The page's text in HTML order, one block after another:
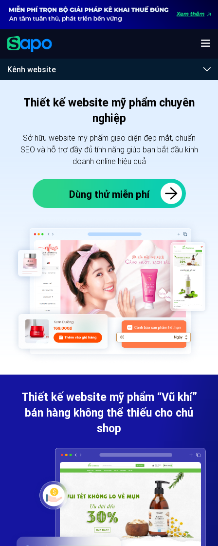
Kênh website
Thiết kế website mỹ phẩm chuyên
nghiệp
Sở hữu website mỹ phẩm giao diện đẹp mắt, chuẩn
SEO và hỗ trợ đầy đủ tính năng giúp bạn bắt đầu kinh
doanh online hiệu quả
Dùng thử miễn phí
Thiết kế website mỹ phẩm“Vũ khí”
bán hàng không thể thiếu cho chủ
shop